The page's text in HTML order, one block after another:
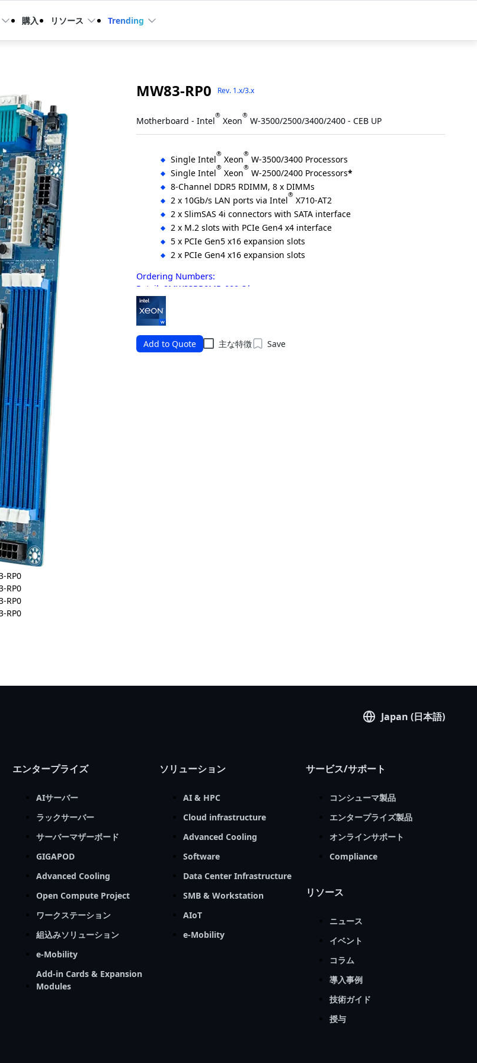
購入 リソース Trending
MW83-RP0 Rev. 1.x/3.x
Motherboard - Intel® Xeon® W-3500/2500/3400/2400 - CEB UP
Single Intel® Xeon® W-3500/3400 Processors
Single Intel® Xeon® W-2500/2400 Processors*
8-Channel DDR5 RDIMM, 8 x DIMMs
2 x 10Gb/s LAN ports via Intel® X710-AT2
2 x SlimSAS 4i connectors with SATA interface
2 x M.2 slots with PCIe Gen4 x4 interface
5 x PCIe Gen5 x16 expansion slots
2 x PCIe Gen4 x16 expansion slots
Ordering Numbers:
Retail: 9MW83RP0MR-000-3*
Bulk: 9MW83RP0NR-000-3*
Add to Quote 主な特徴 Save
Japan (日本語)
エンタープライズ
AIサーバー
ラックサーバー
サーバーマザーボード
GIGAPOD
Advanced Cooling
Open Compute Project
ワークステーション
組込みソリューション
e-Mobility
Add-in Cards & Expansion
Modules
ソリューション
AI & HPC
Cloud infrastructure
Advanced Cooling
Software
Data Center Infrastructure
SMB & Workstation
AIoT
e-Mobility
サービス/サポート
コンシューマ製品
エンタープライズ製品
オンラインサポート
Compliance
リソース
ニュース
イベント
コラム
導入事例
技術ガイド
授与